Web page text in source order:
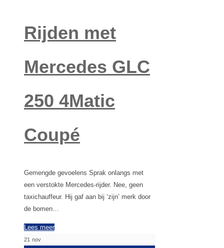
Rijden met
Mercedes GLC
250 4Matic
Coupé
Gemengde gevoelens Sprak onlangs met
een verstokte Mercedes-rijder. Nee, geen
taxichauffeur. Hij gaf aan bij ‘zijn’ merk door
de bomen…
Lees meer
21 nov